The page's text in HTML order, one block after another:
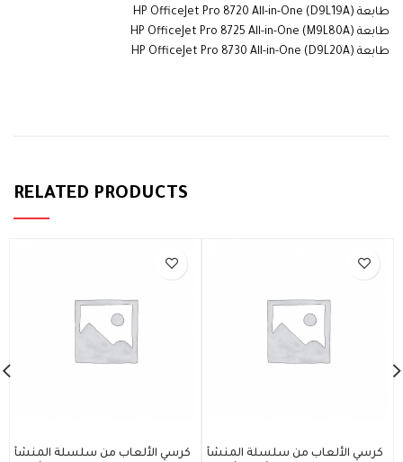
طابعة HP OfficeJet Pro 8720 All-in-One (D9L19A)
طابعة HP OfficeJet Pro 8725 All-in-One (M9L80A)
طابعة HP OfficeJet Pro 8730 All-in-One (D9L20A)
RELATED PRODUCTS
كرسي الألعاب من سلسلة المنشأ
كرسي الألعاب من سلسلة المنشأ